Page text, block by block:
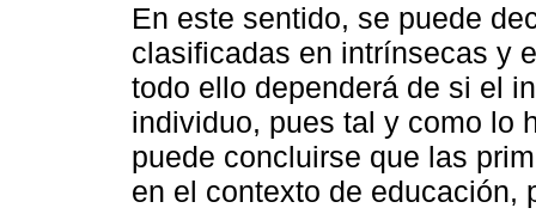
En este sentido, se puede
clasificadas en intrínsecas y
todo ello dependerá de si el
individuo, pues tal y como lo
puede concluirse que las
en el contexto de educación,